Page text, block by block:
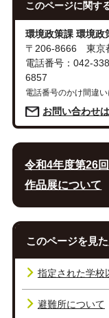
このページに関す
環境政策課 環境政
〒206-8666 東京
電話番号：042-
6857
電話番号のかけ間違
お問い合わせ
令和4年度第26
作品展について
このページを見
指定された学校
避難所について